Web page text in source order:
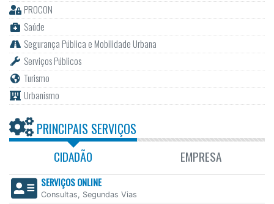
PROCON
Saúde
Segurança Pública e Mobilidade Urbana
Serviços Públicos
Turismo
Urbanismo
PRINCIPAIS SERVIÇOS
CIDADÃO EMPRESA
SERVIÇOS ONLINE
Consultas, Segundas Vias